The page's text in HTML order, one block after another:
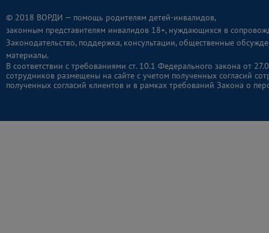
© 2018 ВОРДИ — помощь родителям детей-инвалидов,
законным представителям инвалидов 18+, нуждающихся в
Законодательство, поддержка, консультации, общественные
материалы.
В соответствии с требованиями ст. 10.1 Федерального закона от
сотрудников размещены на сайте с учетом полученных согласий
полученных согласий клиентов и в рамках требований Закона о